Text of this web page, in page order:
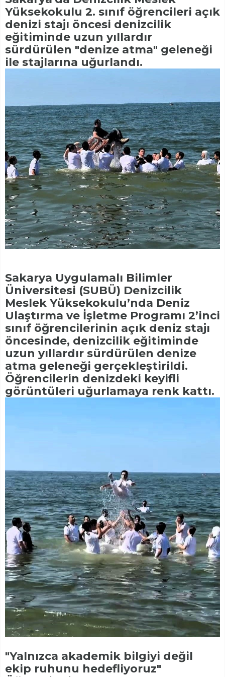
Yüksekokulu 2. sınıf öğrencileri açık
denizi stajı öncesi denizcilik
eğitiminde uzun yıllardır
sürdürülen "denize atma" geleneği
ile stajlarına uğurlandı.
Sakarya Uygulamalı Bilimler
Üniversitesi (SUBÜ) Denizcilik
Meslek Yüksekokulu’nda Deniz
Ulaştırma ve İşletme Programı 2’inci
sınıf öğrencilerinin açık deniz stajı
öncesinde, denizcilik eğitiminde
uzun yıllardır sürdürülen denize
atma geleneği gerçekleştirildi.
Öğrencilerin denizdeki keyifli
görüntüleri uğurlamaya renk kattı.
"Yalnızca akademik bilgiyi değil
ekip ruhunu hedefliyoruz"